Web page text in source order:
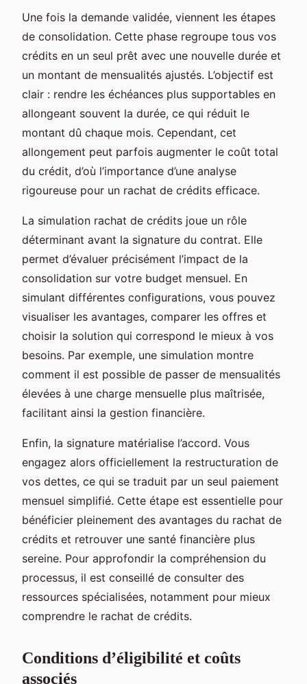
Une fois la demande validée, viennent les étapes
de consolidation. Cette phase regroupe tous vos
crédits en un seul prêt avec une nouvelle durée et
un montant de mensualités ajustés. L’objectif est
clair : rendre les échéances plus supportables en
allongeant souvent la durée, ce qui réduit le
montant dû chaque mois. Cependant, cet
allongement peut parfois augmenter le coût total
du crédit, d’où l’importance d’une analyse
rigoureuse pour un rachat de crédits efficace.
La simulation rachat de crédits joue un rôle
déterminant avant la signature du contrat. Elle
permet d’évaluer précisément l’impact de la
consolidation sur votre budget mensuel. En
simulant différentes configurations, vous pouvez
visualiser les avantages, comparer les offres et
choisir la solution qui correspond le mieux à vos
besoins. Par exemple, une simulation montre
comment il est possible de passer de mensualités
élevées à une charge mensuelle plus maîtrisée,
facilitant ainsi la gestion financière.
Enfin, la signature matérialise l’accord. Vous
engagez alors officiellement la restructuration de
vos dettes, ce qui se traduit par un seul paiement
mensuel simplifié. Cette étape est essentielle pour
bénéficier pleinement des avantages du rachat de
crédits et retrouver une santé financière plus
sereine. Pour approfondir la compréhension du
processus, il est conseillé de consulter des
ressources spécialisées, notamment pour mieux
comprendre le rachat de crédits.
Conditions d’éligibilité et coûts
associés